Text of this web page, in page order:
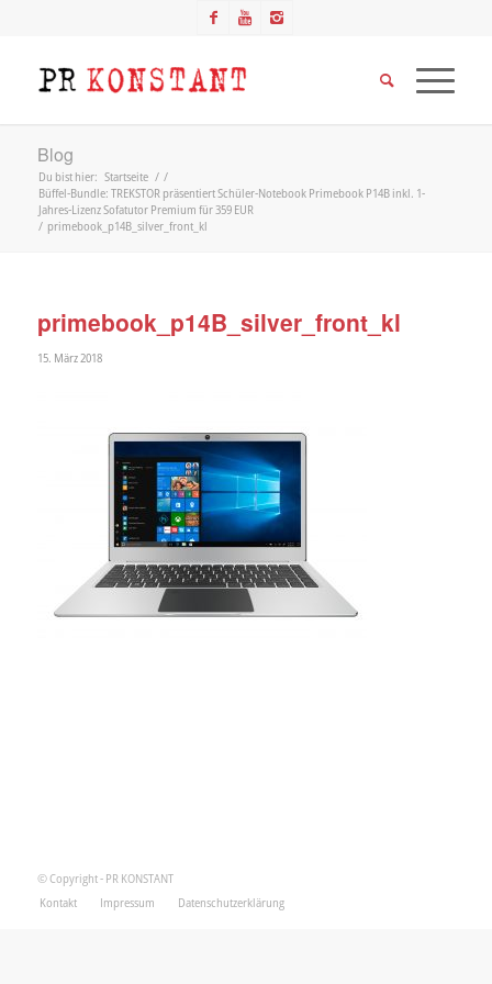
Blog
Du bist hier: Startseite / /
Büffel-Bundle: TREKSTOR präsentiert Schüler-Notebook Primebook P14B inkl. 1-
Jahres-Lizenz Sofatutor Premium für 359 EUR
/ primebook_p14B_silver_front_kl
primebook_p14B_silver_front_kl
15. März 2018
© Copyright - PR KONSTANT
Kontakt
Impressum Datenschutzerklärung